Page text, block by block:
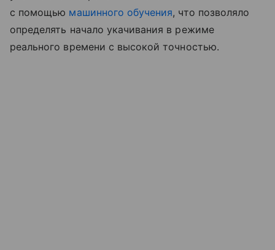
с помощью машинного обучения, что позволяло
определять начало укачивания в режиме
реального времени с высокой точностью.